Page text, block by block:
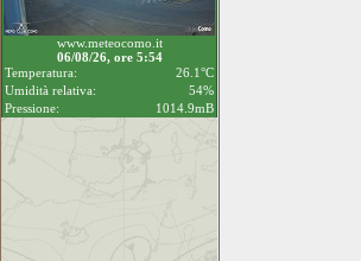
www.meteocomo.it
06/08/26, ore 5:54
Temperatura:
26.1°C
Umidità relativa:
54%
Pressione:
1014.9mB